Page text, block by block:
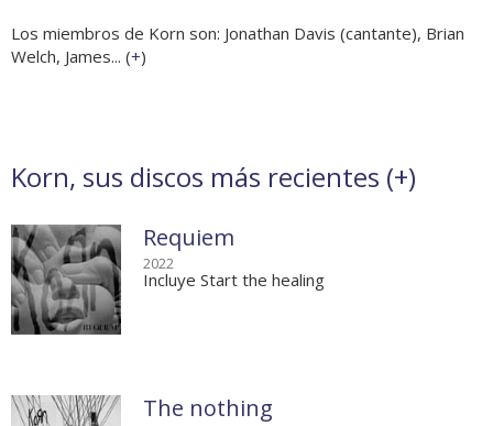
Los miembros de Korn son: Jonathan Davis (cantante), Brian
Welch, James... (+)
Korn, sus discos más recientes (+)
Requiem
2022
Incluye Start the healing
The nothing